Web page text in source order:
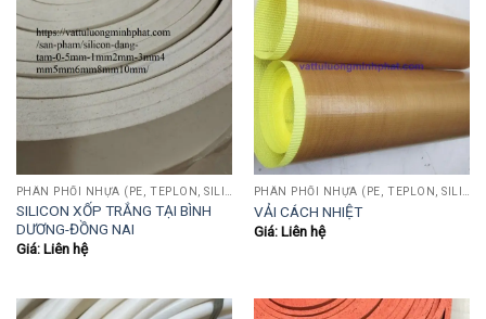
PHÂN PHỐI NHỰA (PE, TEPLON, SILICON, PHÍP CÁCH ĐIỆN, POM...)
SILICON XỐP TRẮNG TẠI BÌNH
DƯƠNG-ĐỒNG NAI
Giá: Liên hệ
PHÂN PHỐI NHỰA (PE, TEPLON, SILICON, PHÍP CÁCH ĐIỆN, POM...)
VẢI CÁCH NHIỆT
Giá: Liên hệ